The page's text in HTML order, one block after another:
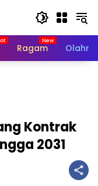
Ragam
Kontrak
2031